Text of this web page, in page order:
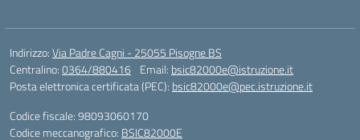
Indirizzo:Via Padre Cagni - 25055 Pisogne BS
Centralino:0364/880416 Email: bsic82000e@istruzione.it
Posta elettronica certificata (PEC): bsic82000e@pec.istruzione.it
Codice fiscale: 98093060170
Codice meccanografico: BSIC82000E